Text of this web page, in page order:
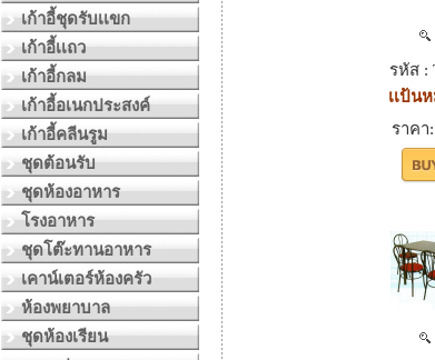
เก้าอี้ชุดรับเเขก
เก้าอี้เเถว
เก้าอี้กลม
เก้าอี้อเนกประสงค์
เก้าอี้คลีนรูม
ชุดต้อนรับ
ชุดห้องอาหาร
โรงอาหาร
ชุดโต๊ะทานอาหาร
เคาน์เตอร์ห้องครัว
ห้องพยาบาล
ชุดห้องเรียน
รหัส :
เเป้น
ราคา